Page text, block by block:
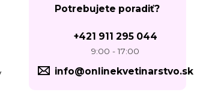
Potrebujete poradiť?
+421 911 295 044
9:00 - 17:00
info@onlinekvetinarstvo.sk